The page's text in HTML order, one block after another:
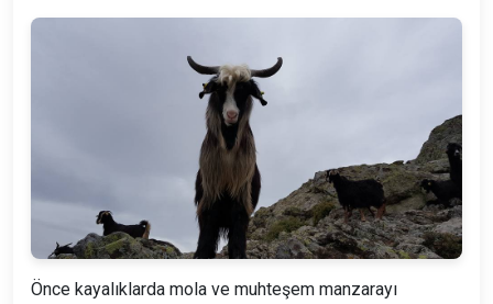
Önce kayalıklarda mola ve muhteşem manzarayı